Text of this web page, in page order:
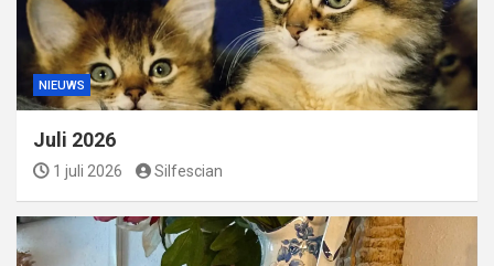
NIEUWS
Juli 2026
1 juli 2026 Silfescian